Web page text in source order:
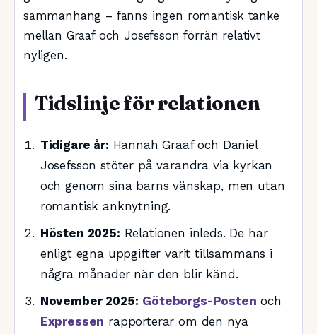
sammanhang – fanns ingen romantisk tanke
mellan Graaf och Josefsson förrän relativt
nyligen.
Tidslinje för relationen
Tidigare år: Hannah Graaf och Daniel
Josefsson stöter på varandra via kyrkan
och genom sina barns vänskap, men utan
romantisk anknytning.
Hösten 2025: Relationen inleds. De har
enligt egna uppgifter varit tillsammans i
några månader när den blir känd.
November 2025: Göteborgs-Posten och
Expressen rapporterar om den nya